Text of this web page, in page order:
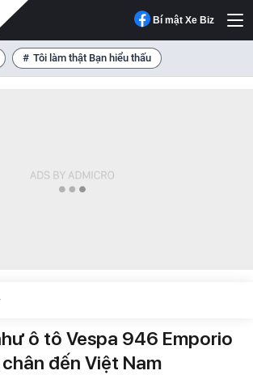
Bí mật Xe Biz
Tôi làm thật Bạn hiểu thấu
ô tô Vespa 946 Emporio
đến Việt Nam